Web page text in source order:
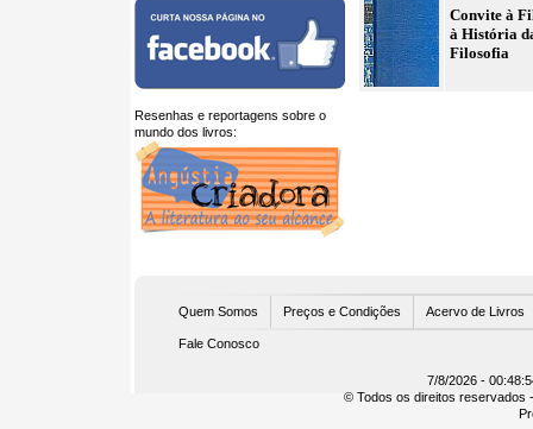
Resenhas e reportagens sobre o
mundo dos livros:
Convite à
à História
Filosofia
Quem Somos Preços e Condições Acervo de Livros
Fale Conosco
7/8/2026 -
© Todos os direitos reservados